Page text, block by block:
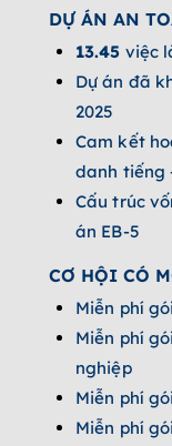
DỰ ÁN AN
13.45 việc
Dự án đã
2025
Cam kết
danh tiếng
Cấu trúc
án EB-5
CƠ HỘI CÓ
Miễn phí
Miễn phí
nghiệp
Miễn phí
Miễn phí